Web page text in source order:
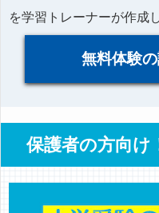
を学習トレーナーが作成
無料体験
保護者の方向け